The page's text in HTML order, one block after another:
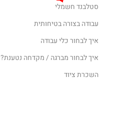
סטלבנד חשמלי
עבודה בצורה בטיחותית
איך לבחור כלי עבודה
איך לבחור מברגה / מקדחה נטענת?
השכרת ציוד